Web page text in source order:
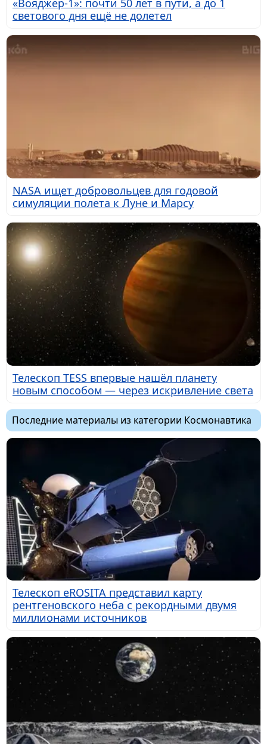
«Вояджер-1»: почти 50 лет в пути, а до 1
светового дня ещё не долетел
NASA ищет добровольцев для годовой
симуляции полета к Луне и Марсу
Телескоп TESS впервые нашёл планету
новым способом — через искривление света
Последние материалы из категории Космонавтика
Телескоп eROSITA представил карту
рентгеновского неба с рекордными двумя
миллионами источников